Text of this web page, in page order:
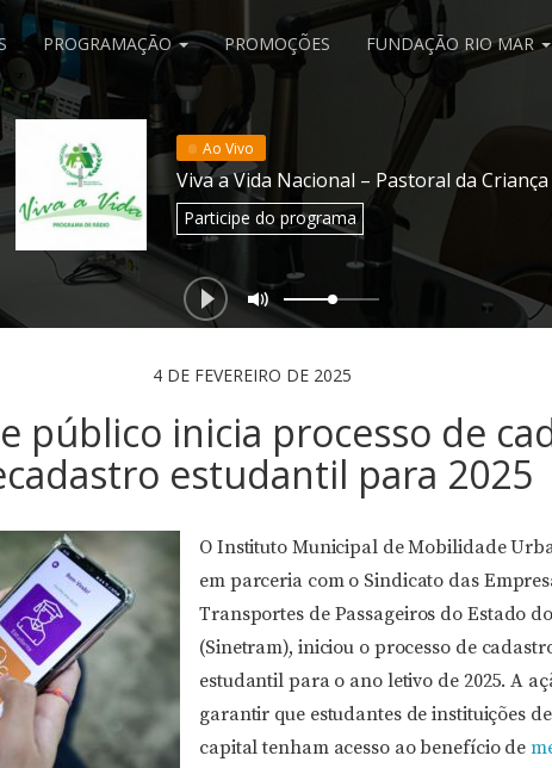
PROGRAMAÇÃO PROMOÇÕES FUNDAÇÃO RIO MAR
Ao Vivo
Viva a Vida Nacional – Pastoral da Criança
Participe do programa
4 DE FEVEREIRO DE 2025
público inicia processo de
estudantil para 2025
O Instituto Municipal de Mobilidade
em parceria com o Sindicato das
Transportes de Passageiros do Estado
(Sinetram), iniciou o processo de
estudantil para o ano letivo de 2025. A
garantir que estudantes de instituições
capital tenham acesso ao benefício de